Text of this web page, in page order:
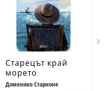
Старецът край
морето
Доменико Старноне